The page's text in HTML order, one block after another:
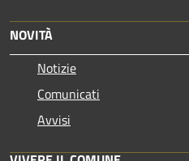
NOVITÀ
Notizie
Comunicati
Avvisi